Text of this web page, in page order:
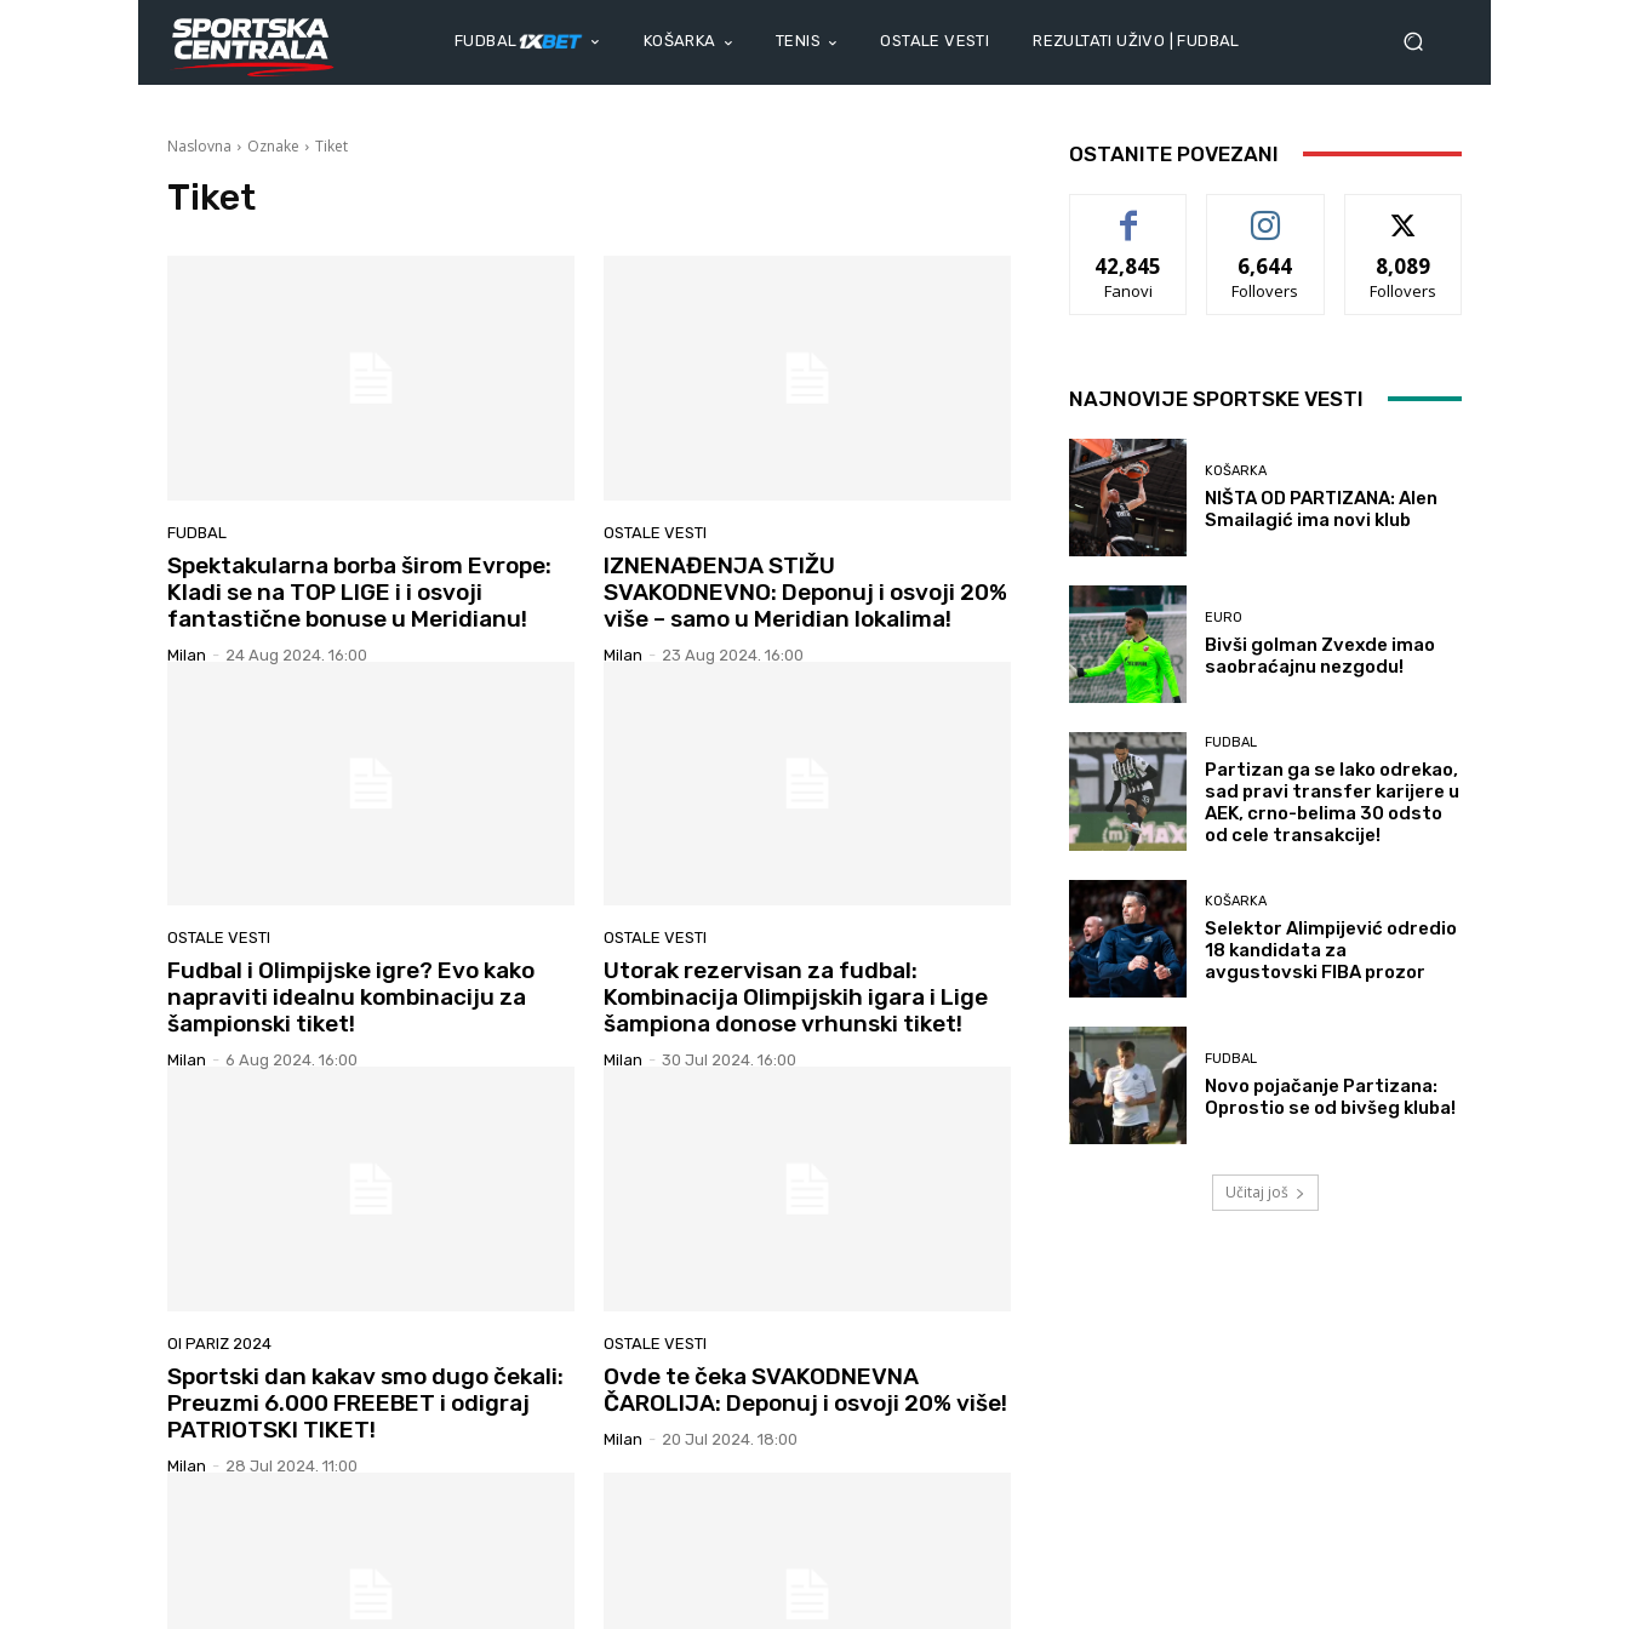
FUDBAL KOŠARKA TENIS OSTALE VESTI REZULTATI UŽIVO | FUDBAL
Naslovna Oznake Tiket
Tiket
FUDBAL
Spektakularna borba širom Evrope:
Kladi se na TOP LIGE i i osvoji
fantastične bonuse u Meridianu!
Milan - 24 Aug 2024. 16:00
OSTALE VESTI
IZNENAĐENJA STIŽU
SVAKODNEVNO: Deponuj i osvoji 20%
više – samo u Meridian lokalima!
Milan - 23 Aug 2024. 16:00
OSTALE VESTI
Fudbal i Olimpijske igre? Evo kako
napraviti idealnu kombinaciju za
šampionski tiket!
Milan - 6 Aug 2024. 16:00
OSTALE VESTI
Utorak rezervisan za fudbal:
Kombinacija Olimpijskih igara i Lige
šampiona donose vrhunski tiket!
Milan - 30 Jul 2024. 16:00
OI PARIZ 2024
Sportski dan kakav smo dugo čekali:
Preuzmi 6.000 FREEBET i odigraj
PATRIOTSKI TIKET!
Milan - 28 Jul 2024. 11:00
OSTALE VESTI
Ovde te čeka SVAKODNEVNA
ČAROLIJA: Deponuj i osvoji 20% više!
Milan - 20 Jul 2024. 18:00
OSTANITE POVEZANI
42,845
Fanovi
6,644
Follovers
8,089
Follovers
NAJNOVIJE SPORTSKE VESTI
KOŠARKA
NIŠTA OD PARTIZANA: Alen
Smailagić ima novi klub
EURO
Bivši golman Zvexde imao
saobraćajnu nezgodu!
FUDBAL
Partizan ga se lako odrekao,
sad pravi transfer karijere u
AEK, crno-belima 30 odsto
od cele transakcije!
KOŠARKA
Selektor Alimpijević odredio
18 kandidata za
avgustovski FIBA prozor
FUDBAL
Novo pojačanje Partizana:
Oprostio se od bivšeg kluba!
Učitaj još